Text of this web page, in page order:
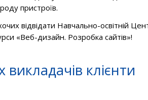
пристроїв.
відвідати Навчально-освітній
«Веб-дизайн. Розробка сайтів»!
клієнти